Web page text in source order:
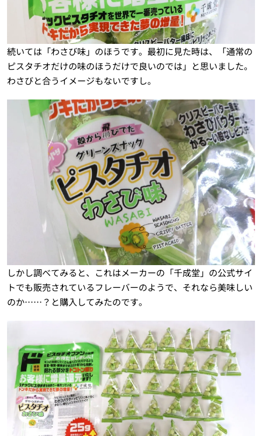
続いては「わさび味」のほうです。最初に見た時は、「通常の
ピスタチオだけの味のほうだけで良いのでは」と思いました。
わさびと合うイメージもないですし。
しかし調べてみると、これはメーカーの「千成堂」の公式サイ
トでも販売されているフレーバーのようで、それなら美味しい
のか……？と購入してみたのです。